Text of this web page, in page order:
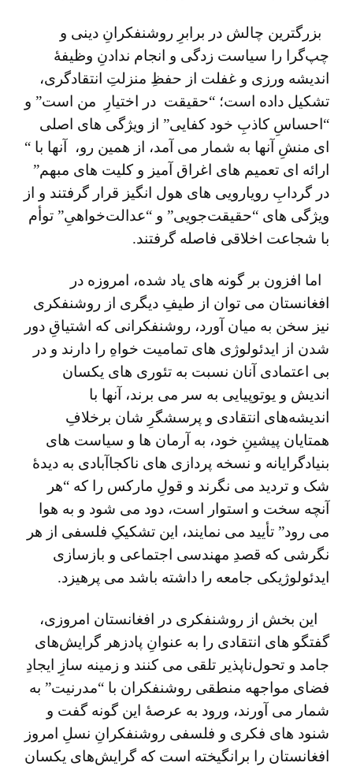
بزرگترین چالش در برابرِ روشنفکرانِ دینی و
چپ‌گرا را سیاست زدگی و انجام ندادنِ وظیفۀ
اندیشه ورزی و غفلت از حفظِ منزلتِ انتقادگری،
تشکیل داده است؛ “حقیقت در اختیارِ من است” و
“احساسِ کاذبِ خود کفایی” از ویژگی های اصلی
ای منشِ آنها به ‌شمار می‌ آمد، از همین رو، آنها با “‌
ارائه ای تعمیم های اغراق آمیز و کلیت های مبهم”‌‌
در گردابِ رویارویی های هول انگیز قرار گرفتند و از
ویژگی های “حقیقت‌جویی” و “عدالت‌خواهیِ” توأم
با شجاعت اخلاقی فاصله گرفتند.
اما افزون بر گونه های یاد شده، امروزه در
افغانستان می توان از طیفِ دیگری از روشنفکری
نیز سخن به میان آورد، روشنفکرانی که اشتیاقِ دور
شدن از ایدئولوژی ‌های تمامیت خواهِ را دارند و در
بی ‌اعتمادی آنان نسبت به تئوری ‌های یکسان
‌اندیش و یوتوپیایی به سر می برند، آنها با
اندیشه‌های انتقادی و پرسشگرِ شان برخلافِ
همتایان پیشینِ خود، به آرمان‌ ها و سیاست‌ های
بنیادگرایانه و نسخه پردازی ‌های ناکجاآبادی به دیدۀ
شک و تردید می نگرند و قولِ مارکس را که “هر
آنچه سخت و استوار است، دود می شود و به هوا
می رود” تأیید می نمایند، این تشکیکِ فلسفی از هر
نگرشی که قصدِ مهندسی اجتماعی و بازسازی
ایدئولوژیکی جامعه را داشته باشد می ‌پرهیزد.
این بخش از روشنفکری در افغانستان امروزی،
گفتگو های انتقادی را به عنوانِ پادزهر گرایش‌های
جامد و تحول‌‌ناپذیر تلقی می کنند و زمینه سازِ ایجادِ
فضای مواجهه منطقی روشنفکران با “مدرنیت” به
شمار می آورند، ورود به عرصۀ این گونه گفت ‌و‌
شنود های فکری و فلسفی روشنفکرانِ نسلِ امروز
افغانستان را برانگیخته است که گرایش‌های یکسان